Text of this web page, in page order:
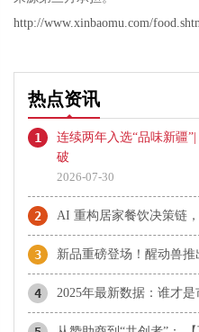
http://www.xinbaomu.com/
热点资讯
1
连续两年入选“品味新疆
破
2026-07-30
2 AI 重构居家餐饮决策链
3
4 2025年最新数据：谁才